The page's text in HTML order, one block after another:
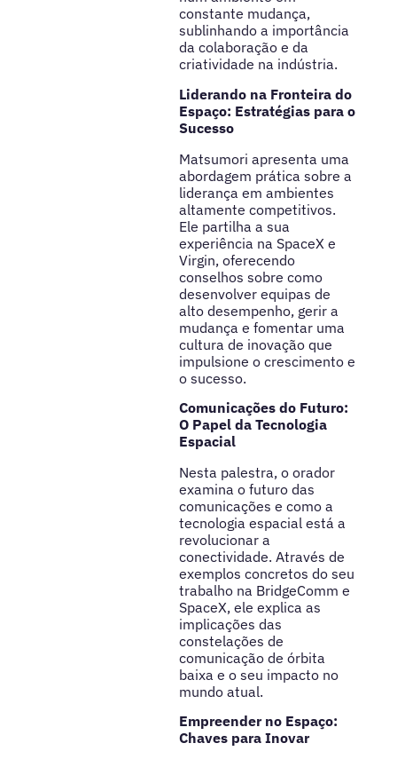
constante mudança,
sublinhando a importância
da colaboração e da
criatividade na indústria.
Liderando na Fronteira do
Espaço: Estratégias para o
Sucesso
Matsumori apresenta uma
abordagem prática sobre a
liderança em ambientes
altamente competitivos.
Ele partilha a sua
experiência na SpaceX e
Virgin, oferecendo
conselhos sobre como
desenvolver equipas de
alto desempenho, gerir a
mudança e fomentar uma
cultura de inovação que
impulsione o crescimento e
o sucesso.
Comunicações do Futuro:
O Papel da Tecnologia
Espacial
Nesta palestra, o orador
examina o futuro das
comunicações e como a
tecnologia espacial está a
revolucionar a
conectividade. Através de
exemplos concretos do seu
trabalho na BridgeComm e
SpaceX, ele explica as
implicações das
constelações de
comunicação de órbita
baixa e o seu impacto no
mundo atual.
Empreender no Espaço:
Chaves para Inovar